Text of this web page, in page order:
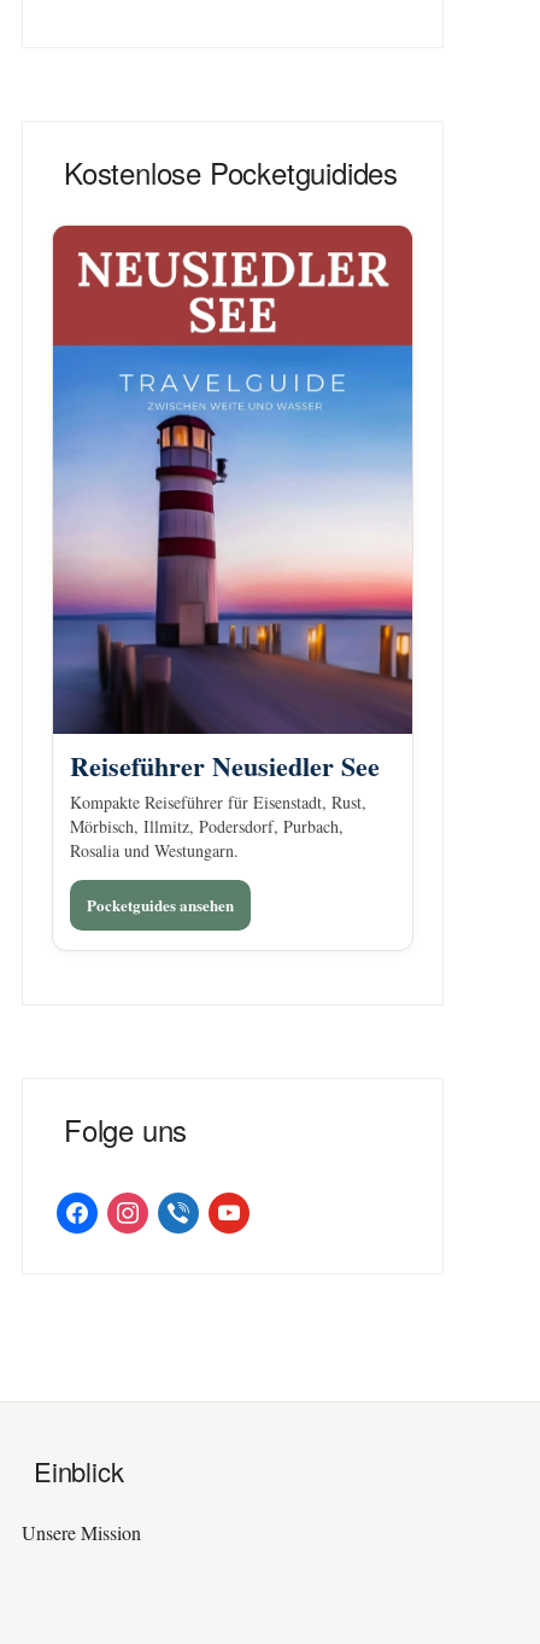
Kostenlose Pocketguidides
Reiseführer Neusiedler See
Kompakte Reiseführer für Eisenstadt, Rust,
Mörbisch, Illmitz, Podersdorf, Purbach,
Rosalia und Westungarn.
Pocketguides ansehen
Folge uns
facebookinstagramviber youtube
Einblick
Unsere Mission